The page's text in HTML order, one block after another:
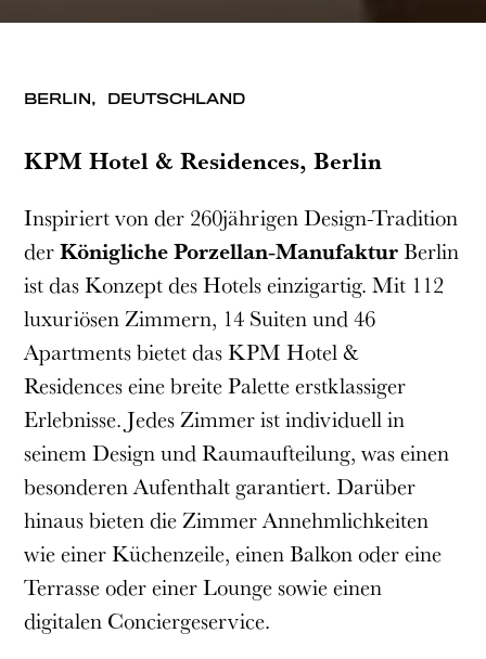
BERLIN, DEUTSCHLAND
KPM Hotel & Residences, Berlin
Inspiriert von der 260jährigen Design-Tradition
derKönigliche Porzellan-ManufakturBerlin
ist das Konzept des Hotels einzigartig. Mit 112
luxuriösen Zimmern, 14 Suiten und 46
Apartments bietet das KPM Hotel &
Residences eine breite Palette erstklassiger
Erlebnisse. Jedes Zimmer ist individuell in
seinem Design und Raumaufteilung, was einen
besonderen Aufenthalt garantiert. Darüber
hinaus bieten die Zimmer Annehmlichkeiten
wie einer Küchenzeile, einen Balkon oder eine
Terrasse oder einer Lounge sowie einen
digitalen Conciergeservice.